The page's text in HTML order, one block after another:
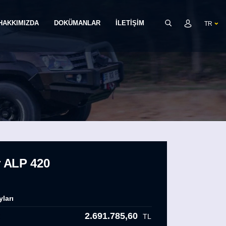
DOKÜMANLAR İLETİŞİM TR
420
2.691.785,60 TL